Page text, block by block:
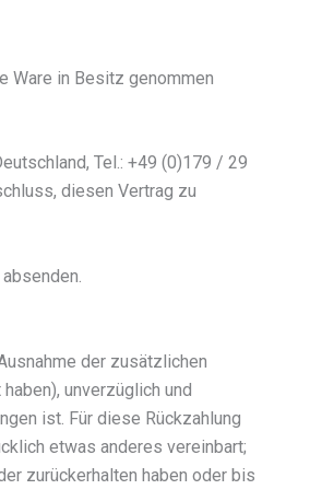
Ware in Besitz genommen
Tel.: +49 (0)179 / 29
diesen Vertrag zu
der zusätzlichen
unverzüglich und
ist. Für diese Rückzahlung
etwas anderes vereinbart;
zurückerhalten haben oder bis